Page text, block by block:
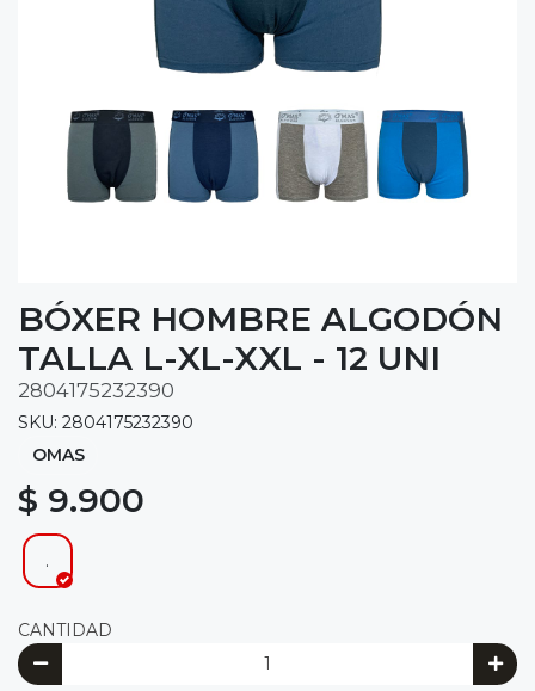
BÓXER HOMBRE ALGODÓN
TALLA L-XL-XXL - 12 UNI
2804175232390
SKU: 2804175232390
OMAS
$ 9.900
.
CANTIDAD